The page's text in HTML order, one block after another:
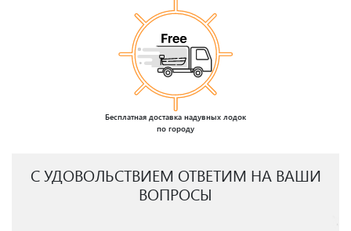
Бесплатная доставка надувных лодок
по городу
С УДОВОЛЬСТВИЕМ ОТВЕТИМ НА ВАШИ
ВОПРОСЫ